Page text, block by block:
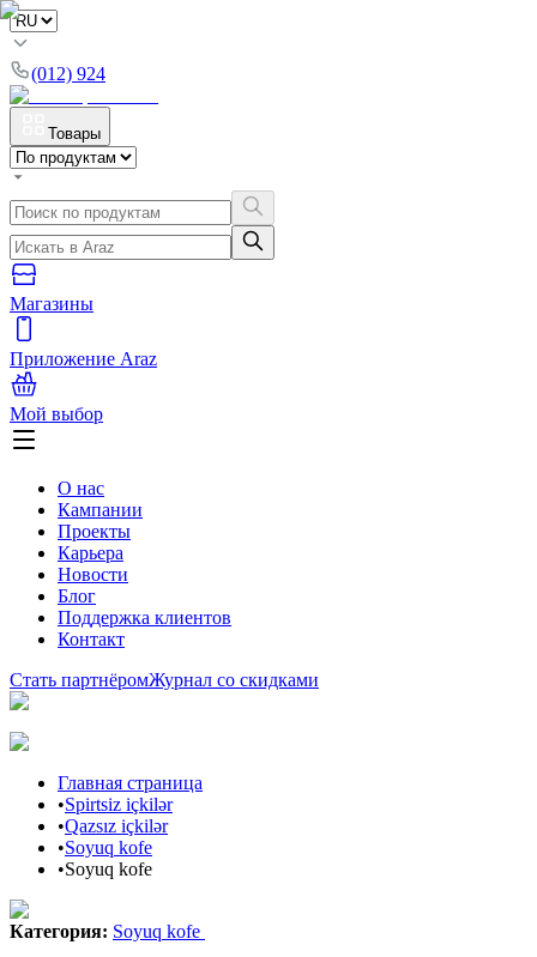
(012) 924
Товары
Магазины
Приложение Araz
Мой выбор
О нас
Кампании
Проекты
Карьера
Новости
Блог
Поддержка клиентов
Контакт
Стать партнёромЖурнал со скидками
Главная страница
•Spirtsiz içkilər
•Qazsız içkilər
•Soyuq kofe
•Soyuq kofe
Категория: Soyuq kofe